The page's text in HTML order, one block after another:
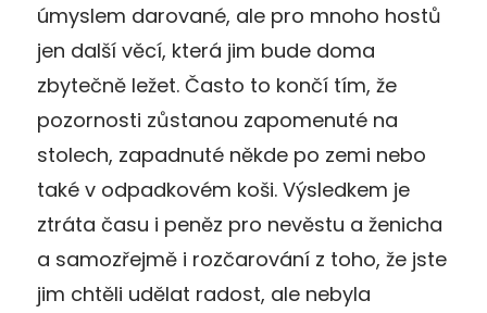
úmyslem darované, ale pro mnoho hostů
jen další věcí, která jim bude doma
zbytečně ležet. Často to končí tím, že
pozornosti zůstanou zapomenuté na
stolech, zapadnuté někde po zemi nebo
také v odpadkovém koši. Výsledkem je
ztráta času i peněz pro nevěstu a ženicha
a samozřejmě i rozčarování z toho, že jste
jim chtěli udělat radost, ale nebyla